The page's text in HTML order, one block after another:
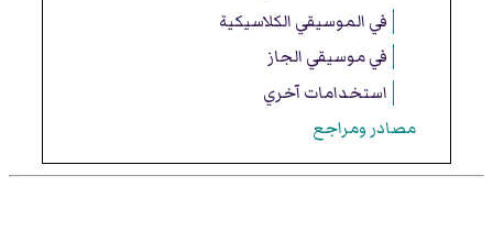
في الموسيقي الكلاسيكية
في موسيقي الجاز
استخدامات آخري
مصادر ومراجع